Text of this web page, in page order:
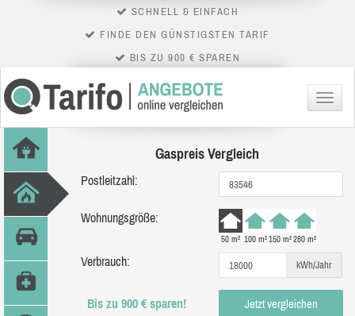
SCHNELL & EINFACH
FINDE DEN GÜNSTIGSTEN TARIF
BIS ZU 900 € SPAREN
Menü
Gaspreis Vergleich
Postleitzahl:
Wohnungsgröße:
50 m² 100 m²150 m²280 m²
Verbrauch: kWh/Jahr
Bis zu 900 € sparen! Jetzt vergleichen